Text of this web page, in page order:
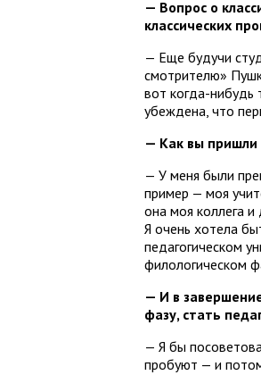
— Вопрос о
классических
— Еще будучи
смотрителю»
вот когда-нибудь
убеждена, что
— Как вы пришли
— У меня были
пример — моя
она моя коллега и
Я очень хотела
педагогическом
филологическом
— И в
фазу, стать
— Я бы
пробуют — и